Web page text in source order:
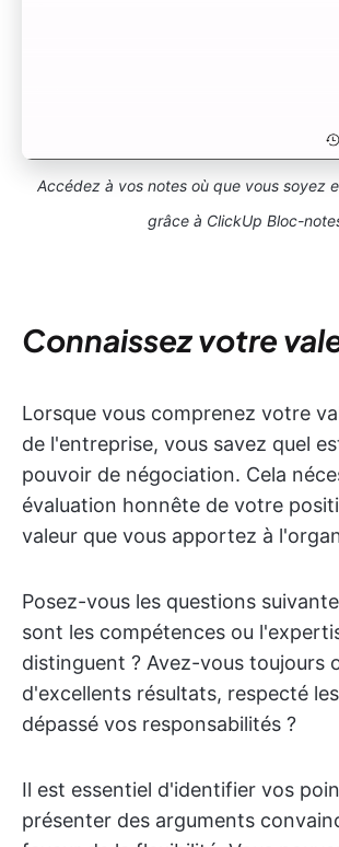
Accédez à vos notes où que vous soyez
grâce à ClickUp Bloc-
Connaissez votre
Lorsque vous comprenez votre
de l'entreprise, vous savez quel
pouvoir de négociation. Cela
évaluation honnête de votre
valeur que vous apportez à
Posez-vous les questions
sont les compétences ou
distinguent ? Avez-vous toujours
d'excellents résultats, respecté
dépassé vos responsabilités ?
Il est essentiel d'identifier vos
présenter des arguments